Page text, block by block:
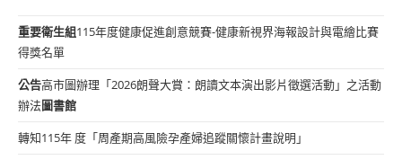
重要衛生組115年度健康促進創意競賽-健康新視界海報設計與電繪比賽
得獎名單
公告高市圖辦理「2026朗聲大賞：朗讀文本演出影片徵選活動」之活動
辦法圖書館
轉知115年 度「周產期高風險孕產婦追蹤關懷計畫說明」